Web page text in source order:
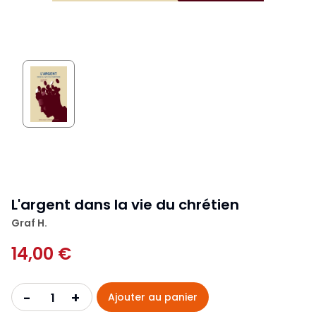
L'argent dans la vie du chrétien
Graf H.
14,00 €
- + Ajouter au panier